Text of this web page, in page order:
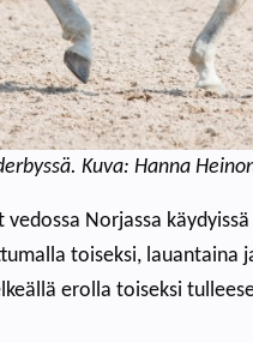
Kuva: Hanna
Norjassa
toiseksi, lauantaina
erolla toiseksi